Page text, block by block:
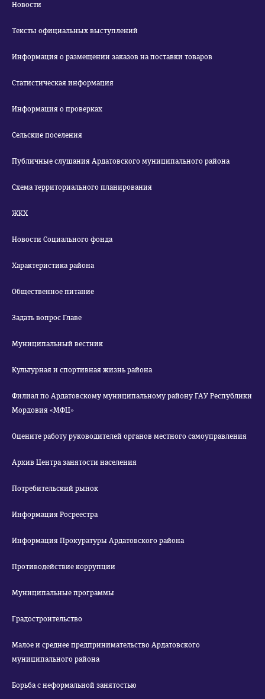
Новости
Тексты официальных выступлений
Информация о размещении заказов на поставки товаров
Статистическая информация
Информация о проверках
Сельские поселения
Публичные слушания Ардатовского муниципального района
Схема территориального планирования
ЖКХ
Новости Социального фонда
Характеристика района
Общественное питание
Задать вопрос Главе
Муниципальный вестник
Культурная и спортивная жизнь района
Филиал по Ардатовскому муниципальному району ГАУ Республики
Мордовия «МФЦ»
Оцените работу руководителей органов местного самоуправления
Архив Центра занятости населения
Потребительский рынок
Информация Росреестра
Информация Прокуратуры Ардатовского района
Противодействие коррупции
Муниципальные программы
Градостроительство
Малое и среднее предпринимательство Ардатовского
муниципального района
Борьба с неформальной занятостью